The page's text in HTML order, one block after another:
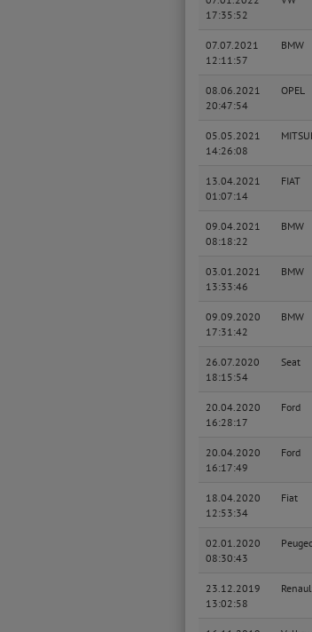
17:35:52
07.07.2021
12:11:57
BMW
08.06.2021
20:47:54
OPEL
05.05.2021
14:26:08
13.04.2021
01:07:14
FIAT
09.04.2021
08:18:22
BMW
03.01.2021
13:33:46
BMW
09.09.2020
17:31:42
BMW
26.07.2020
18:15:54
Seat
20.04.2020
16:28:17
Ford
20.04.2020
16:17:49
Ford
18.04.2020
12:53:34
Fiat
02.01.2020
08:30:43
23.12.2019
13:02:58